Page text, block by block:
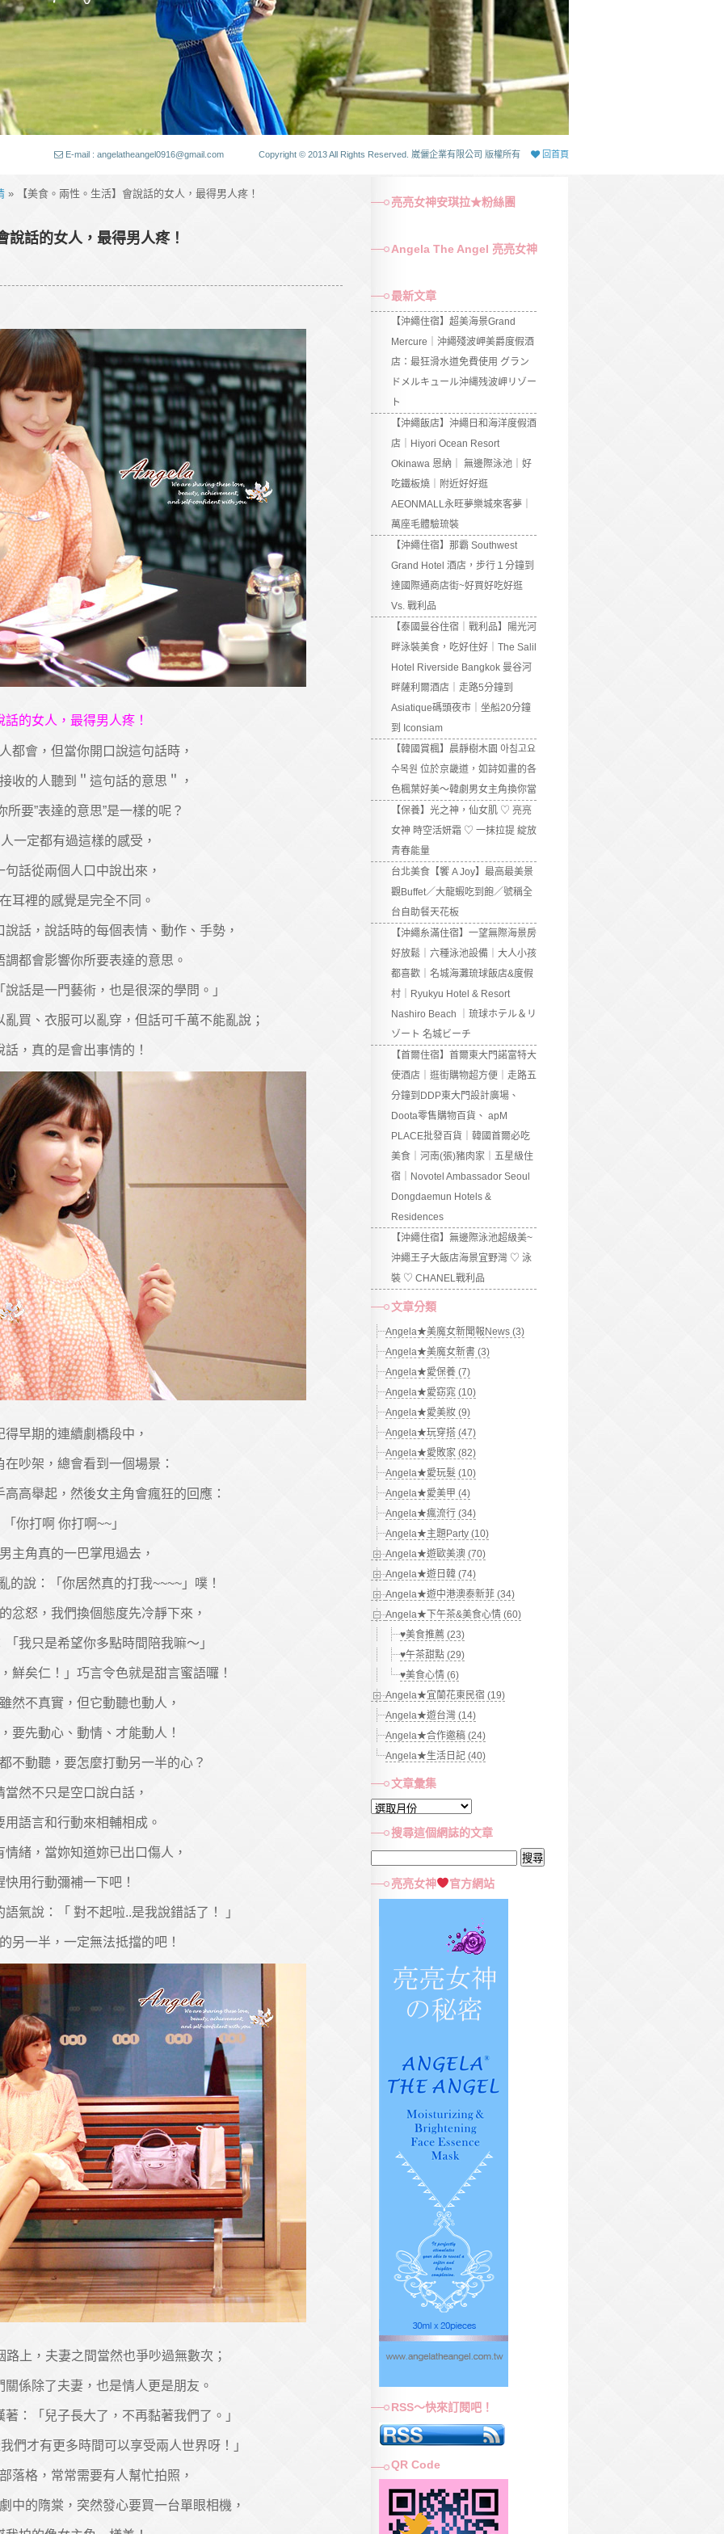
E-mail : angelatheangel0916@gmail.com Copyright © 2013 All Rights Reserved. 崴儷企業有限公司 版權所有 回首頁
» 【美食。兩性。生活】會說話的女人，最得男人疼！
說話的女人，最得男人疼！
話的女人，最得男人疼！
都會，但當你開口說這句話時，
收的人聽到＂這句話的意思＂，
所要”表達的意思”是一樣的呢？
一定都有過這樣的感受，
句話從兩個人口中說出來，
耳裡的感覺是完全不同。
話，說話時的每個表情、動作、手勢，
調都會影響你所要表達的意思。
話是一門藝術，也是很深的學問。」
買、衣服可以亂穿，但話可千萬不能亂說；
話，真的是會出事情的！
得早期的連續劇橋段中，
在吵架，總會看到一個場景：
高舉起，然後女主角會瘋狂的回應：
「你打啊 你打啊~~」
主角真的一巴掌甩過去，
的說：「你居然真的打我~~~~」噗！
忿怒，我們換個態度先冷靜下來，
我只是希望你多點時間陪我嘛～」
鮮矣仁！」巧言令色就是甜言蜜語囉！
然不真實，但它動聽也動人，
要先動心、動情、才能動人！
不動聽，要怎麼打動另一半的心？
當然不只是空口說白話，
用語言和行動來相輔相成。
情緒，當妳知道妳已出口傷人，
快用行動彌補一下吧！
氣說：「 對不起啦..是我說錯話了！ 」
另一半，一定無法抵擋的吧！
路上，夫妻之間當然也爭吵過無數次；
關係除了夫妻，也是情人更是朋友。
：「兒子長大了，不再黏著我們了。」
們才有更多時間可以享受兩人世界呀！」
落格，常常需要有人幫忙拍照，
中的隋棠，突然發心要買一台單眼相機，
亮亮女神安琪拉★粉絲團
Angela The Angel 亮亮女神
最新文章
【沖繩住宿】超美海景Grand
Mercure｜沖繩殘波岬美爵度假酒
店：最狂滑水道免費使用 グラン
ドメルキュール沖縄残波岬リゾー
ト
【沖繩飯店】沖繩日和海洋度假酒
店｜Hiyori Ocean Resort
Okinawa 恩納｜ 無邊際泳池｜好
吃鐵板燒｜附近好好逛
AEONMALL永旺夢樂城來客夢｜
萬座毛體驗琉裝
【沖繩住宿】那霸 Southwest
Grand Hotel 酒店，步行１分鐘到
達國際通商店街~好買好吃好逛
Vs. 戰利品
【泰國曼谷住宿｜戰利品】陽光河
畔泳裝美食，吃好住好｜The Salil
Hotel Riverside Bangkok 曼谷河
畔薩利爾酒店｜走路5分鐘到
Asiatique碼頭夜市｜坐船20分鐘
到 Iconsiam
【韓國賞楓】晨靜樹木園 아침고요
수목원 位於京畿道，如詩如畫的各
色楓葉好美～韓劇男女主角換你當
【保養】光之神，仙女肌 ♡ 亮亮
女神 時空活妍霜 ♡ 一抹拉提 綻放
青春能量
台北美食【饗 A Joy】最高最美景
觀Buffet／大龍蝦吃到飽／號稱全
台自助餐天花板
【沖繩糸滿住宿】一望無際海景房
好放鬆｜六種泳池設備｜大人小孩
都喜歡｜名城海灘琉球飯店&度假
村｜Ryukyu Hotel & Resort
Nashiro Beach ｜琉球ホテル＆リ
ゾート 名城ビーチ
【首爾住宿】首爾東大門諾富特大
使酒店｜逛街購物超方便｜走路五
分鐘到DDP東大門設計廣場、
Doota零售購物百貨、 apM
PLACE批發百貨｜韓國首爾必吃
美食｜河南(張)豬肉家｜五星級住
宿｜Novotel Ambassador Seoul
Dongdaemun Hotels &
Residences
【沖繩住宿】無邊際泳池超級美~
沖繩王子大飯店海景宜野灣 ♡ 泳
裝 ♡ CHANEL戰利品
文章分類
Angela★美魔女新聞報News (3)
Angela★美魔女新書 (3)
Angela★愛保養 (7)
Angela★愛窈窕 (10)
Angela★愛美妝 (9)
Angela★玩穿搭 (47)
Angela★愛敗家 (82)
Angela★愛玩髮 (10)
Angela★愛美甲 (4)
Angela★瘋流行 (34)
Angela★主題Party (10)
Angela★遊歐美澳 (70)
Angela★遊日韓 (74)
Angela★遊中港澳泰新菲 (34)
Angela★下午茶&美食心情 (60)
♥美食推薦 (23)
♥午茶甜點 (29)
♥美食心情 (6)
Angela★宜蘭花東民宿 (19)
Angela★遊台灣 (14)
Angela★合作邀稿 (24)
Angela★生活日記 (40)
文章彙集
文
彙
集
搜尋這個網誌的文章
關
亮亮女神 官方網站
RSS～快來訂閱吧！
QR Code